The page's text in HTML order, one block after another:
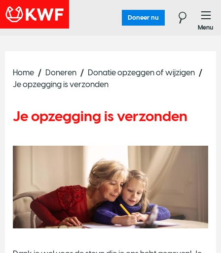
Doneer nu
Menu
Home Doneren
Donatie opzeggen of wijzigen
Je opzegging is verzonden
Je opzegging is verzonden